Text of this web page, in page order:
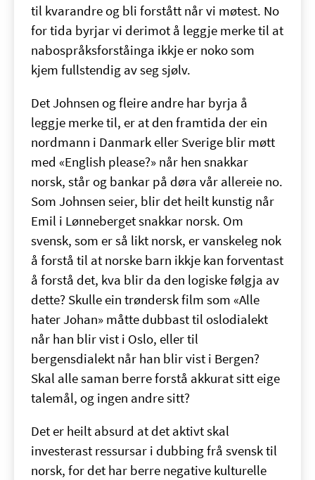
til kvarandre og bli forstått når vi møtest. No
for tida byrjar vi derimot å leggje merke til at
nabospråksforståinga ikkje er noko som
kjem fullstendig av seg sjølv.
Det Johnsen og fleire andre har byrja å
leggje merke til, er at den framtida der ein
nordmann i Danmark eller Sverige blir møtt
med «English please?» når hen snakkar
norsk, står og bankar på døra vår allereie no.
Som Johnsen seier, blir det heilt kunstig når
Emil i Lønneberget snakkar norsk. Om
svensk, som er så likt norsk, er vanskeleg nok
å forstå til at norske barn ikkje kan forventast
å forstå det, kva blir da den logiske følgja av
dette? Skulle ein trøndersk film som «Alle
hater Johan» måtte dubbast til oslodialekt
når han blir vist i Oslo, eller til
bergensdialekt når han blir vist i Bergen?
Skal alle saman berre forstå akkurat sitt eige
talemål, og ingen andre sitt?
Det er heilt absurd at det aktivt skal
investerast ressursar i dubbing frå svensk til
norsk, for det har berre negative kulturelle